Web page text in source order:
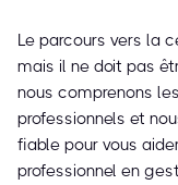
Le parcours vers la
mais il ne doit pas
nous comprenons
professionnels et
fiable pour vous
professionnel en